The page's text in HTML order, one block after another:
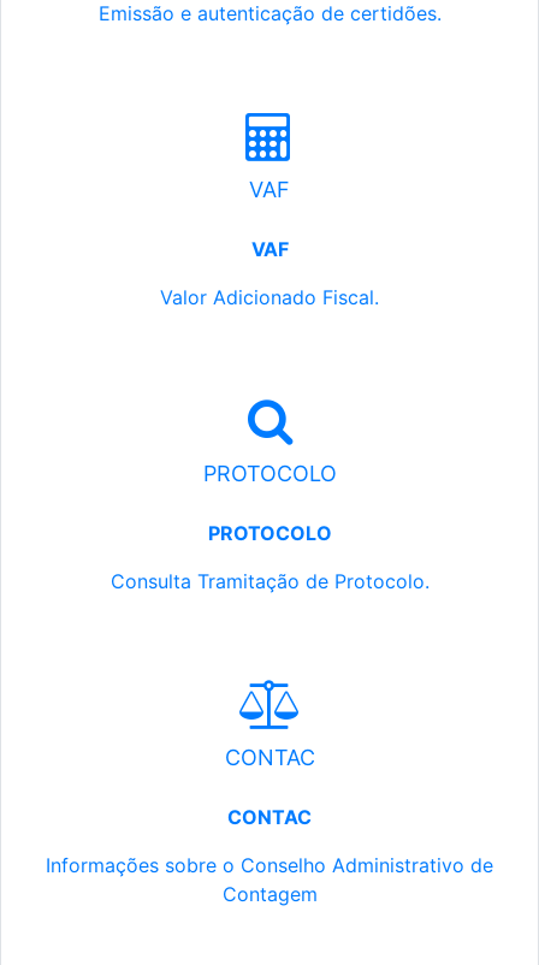
Emissão e autenticação de certidões.
VAF
VAF
Valor Adicionado Fiscal.
PROTOCOLO
PROTOCOLO
Consulta Tramitação de Protocolo.
CONTAC
CONTAC
Informações sobre o Conselho Administrativo de
Contagem